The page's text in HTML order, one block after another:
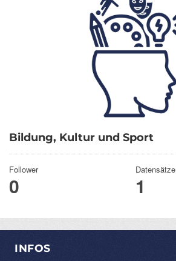
Bildung, Kultur und Sport
Follower
0
Datensätze
1
INFOS